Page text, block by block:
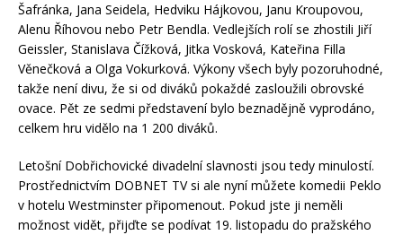
Šafránka, Jana Seidela, Hedviku Hájkovou, Janu Kroupovou,
Alenu Říhovou nebo Petr Bendla. Vedlejších rolí se zhostili Jiří
Geissler, Stanislava Čížková, Jitka Vosková, Kateřina Filla
Věnečková a Olga Vokurková. Výkony všech byly pozoruhodné,
takže není divu, že si od diváků pokaždé zasloužili obrovské
ovace. Pět ze sedmi představení bylo beznadějně vyprodáno,
celkem hru vidělo na 1 200 diváků.
Letošní Dobřichovické divadelní slavnosti jsou tedy minulostí.
Prostřednictvím DOBNET TV si ale nyní můžete komedii Peklo
v hotelu Westminster připomenout. Pokud jste ji neměli
možnost vidět, přijďte se podívat 19. listopadu do pražského